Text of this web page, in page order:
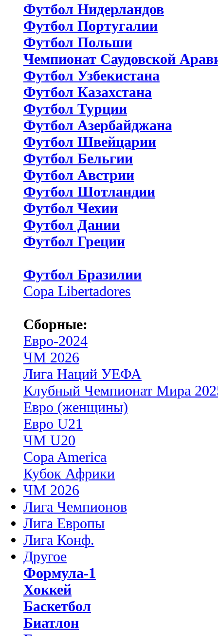
Футбол Нидерландов
Футбол Португалии
Футбол Польши
Чемпионат Саудовской
Футбол Узбекистана
Футбол Казахстана
Футбол Турции
Футбол Азербайджана
Футбол Швейцарии
Футбол Бельгии
Футбол Австрии
Футбол Шотландии
Футбол Чехии
Футбол Дании
Футбол Греции
Футбол Бразилии
Copa Libertadores
Сборные:
Евро-2024
ЧМ 2026
Лига Наций УЕФА
Клубный Чемпионат Мира
Евро (женщины)
Евро U21
ЧМ U20
Copa America
Кубок Африки
ЧМ 2026
Лига Чемпионов
Лига Европы
Лига Конф.
Другое
Формула-1
Хоккей
Баскетбол
Биатлон